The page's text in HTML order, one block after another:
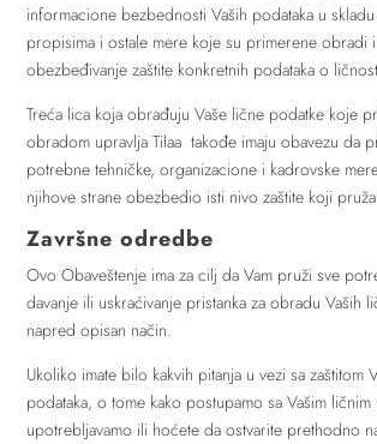
informacione bezbednosti Vaših podataka u
propisima i ostale mere koje su primerene obradi
obezbeđivanje zaštite konkretnih podataka o
Treća lica koja obrađuju Vaše lične podatke koje
obradom upravlja Tilaa takođe imaju obavezu da
potrebne tehničke, organizacione i kadrovske
njihove strane obezbedio isti nivo zaštite koji
Završne odredbe
Ovo Obaveštenje ima za cilj da Vam pruži sve
davanje ili uskraćivanje pristanka za obradu Vaših
napred opisan način.
Ukoliko imate bilo kakvih pitanja u vezi sa zaštitom
podataka, o tome kako postupamo sa Vašim
upotrebljavamo ili hoćete da ostvarite prethodno